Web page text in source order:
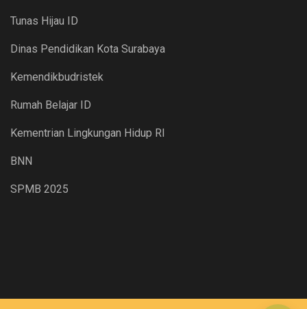
Tunas Hijau ID
Dinas Pendidikan Kota Surabaya
Kemendikbudristek
Rumah Belajar ID
Kementrian Lingkungan Hidup RI
BNN
SPMB 2025